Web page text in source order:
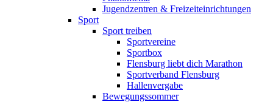
Jugendzentren & Freizeiteinrichtungen
Sport
Sport treiben
Sportvereine
Sportbox
Flensburg liebt dich Marathon
Sportverband Flensburg
Hallenvergabe
Bewegungssommer